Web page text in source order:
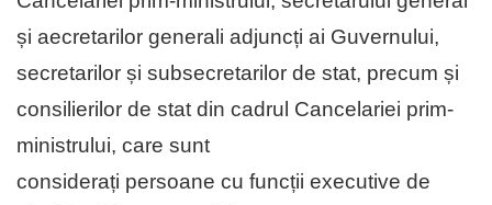
și aecretarilor generali adjuncți ai Guvernului,
secretarilor și subsecretarilor de stat, precum și
consilierilor de stat din cadrul Cancelariei prim-
ministrului, care sunt
considerați persoane cu funcții executive de